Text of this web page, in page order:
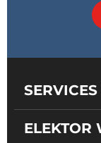
pouvez
intéressantes.
ultrasons fourni
2,05 mètres.
ceux situés à
SERVICES
ELEKTOR